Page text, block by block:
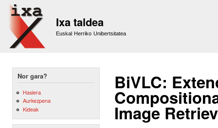
Ixa taldea
Euskal Herriko Unibertsitatea
Nor gara?
Hasiera
Aurkezpena
Kideak
BiVLC:
Image